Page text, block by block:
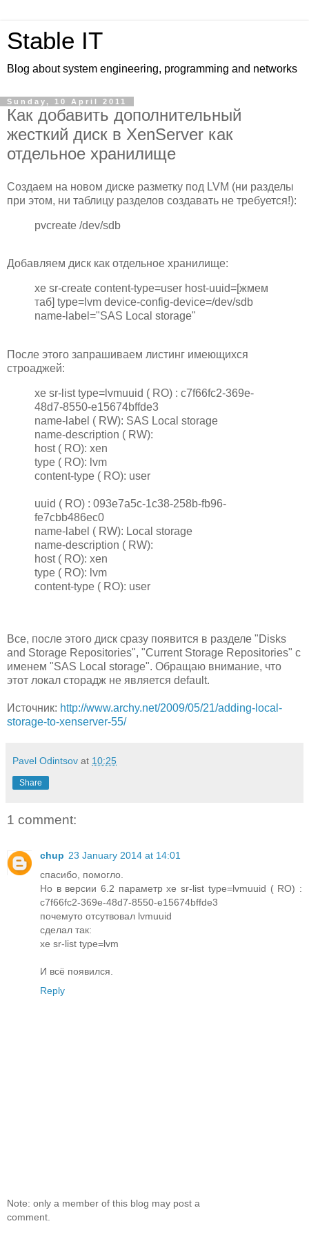
Stable IT
Blog about system engineering, programming and networks
Sunday, 10 April 2011
Как добавить дополнительный
жесткий диск в XenServer как
отдельное хранилище
Создаем на новом диске разметку под LVM (ни разделы
при этом, ни таблицу разделов создавать не требуется!):
pvcreate /dev/sdb
Добавляем диск как отдельное хранилище:
xe sr-create content-type=user host-uuid=[жмем
таб] type=lvm device-config-device=/dev/sdb
name-label="SAS Local storage"
После этого запрашиваем листинг имеющихся
строаджей:
xe sr-list type=lvmuuid ( RO) : c7f66fc2-369e-
48d7-8550-e15674bffde3
name-label ( RW): SAS Local storage
name-description ( RW):
host ( RO): xen
type ( RO): lvm
content-type ( RO): user
uuid ( RO) : 093e7a5c-1c38-258b-fb96-
fe7cbb486ec0
name-label ( RW): Local storage
name-description ( RW):
host ( RO): xen
type ( RO): lvm
content-type ( RO): user
Все, после этого диск сразу появится в разделе "Disks
and Storage Repositories", "Current Storage Repositories" с
именем "SAS Local storage". Обращаю внимание, что
этот локал сторадж не является default.
Источник: http://www.archy.net/2009/05/21/adding-local-
storage-to-xenserver-55/
Pavel Odintsov at 10:25
Share
1 comment:
chup 23 January 2014 at 14:01
спасибо, помогло.
Но в версии 6.2 параметр xe sr-list type=lvmuuid ( RO) :
c7f66fc2-369e-48d7-8550-e15674bffde3
почемуто отсутвовал lvmuuid
сделал так:
xe sr-list type=lvm
И всё появился.
Reply
Note: only a member of this blog may post a
comment.